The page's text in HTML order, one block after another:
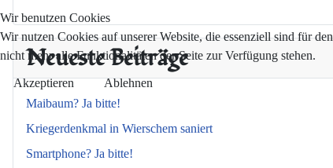
Neueste Beiträge
Maibaum? Ja bitte!
Kriegerdenkmal in Wierschem saniert
Smartphone? Ja bitte!
Wir benutzen Cookies
Wir nutzen Cookies auf unserer Website, die essenziell sind für
nicht mehr alle Funktionalitäten der Seite zur Verfügung stehen.
Akzeptieren Ablehnen